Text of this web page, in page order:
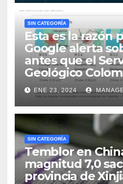
SIN CATEGORÍA
Esta es la razón
Google alerta
antes que el
Geológico
ENE 23, 2024
SIN CATEGORÍA
Temblor en
magnitud 7,0
provincia de